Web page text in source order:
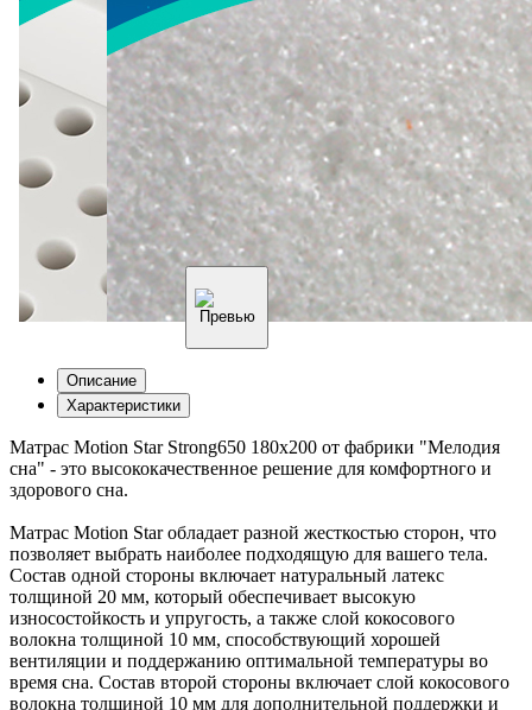
Описание
Характеристики
Матрас Motion Star Strong650 180x200 от фабрики "Мелодия
сна" - это высококачественное решение для комфортного и
здорового сна.
Матрас Motion Star обладает разной жесткостью сторон, что
позволяет выбрать наиболее подходящую для вашего тела.
Состав одной стороны включает натуральный латекс
толщиной 20 мм, который обеспечивает высокую
износостойкость и упругость, а также слой кокосового
волокна толщиной 10 мм, способствующий хорошей
вентиляции и поддержанию оптимальной температуры во
время сна. Состав второй стороны включает слой кокосового
волокна толщиной 10 мм для дополнительной поддержки и